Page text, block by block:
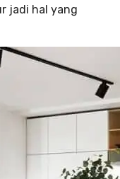
jadi hal yang